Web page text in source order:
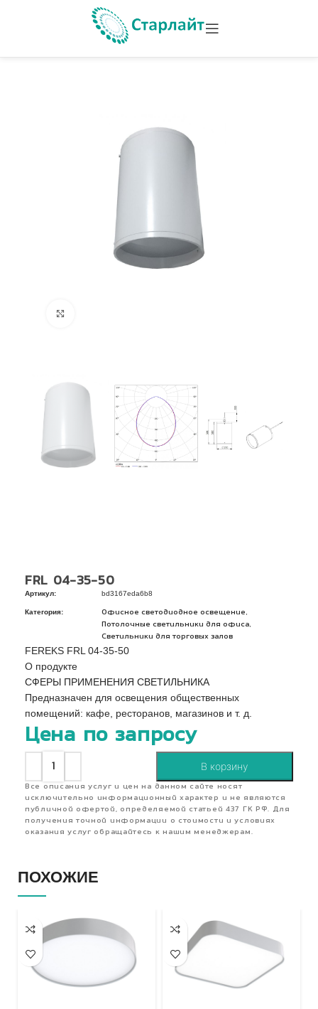
FRL 04-35-50
Артикул: bd3167eda6b8
Категория: Офисное светодиодное освещение
Потолочные светильники для офиса
Светильники для торговых залов
FEREKS FRL 04-35-50
О продукте
СФЕРЫ ПРИМЕНЕНИЯ СВЕТИЛЬНИКА
Предназначен для освещения общественных
помещений: кафе, ресторанов, магазинов и т. д.
Цена по запросу
В корзину
Все описания услуг и цен на данном сайте носят
исключительно информационный характер и не являются
публичной офертой, определяемой статьей 437 ГК РФ. Для
получения точной информации о стоимости и условиях
оказания услуг обращайтесь к нашим менеджерам.
ПОХОЖИЕ